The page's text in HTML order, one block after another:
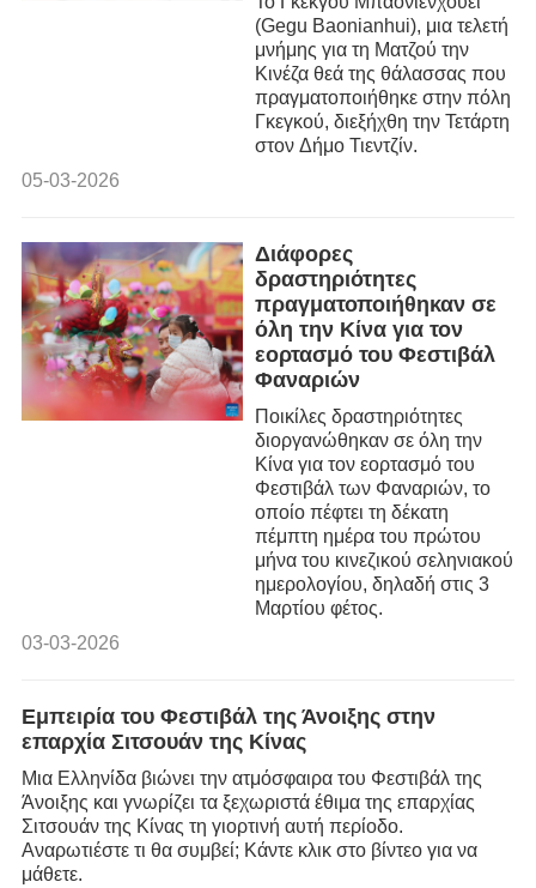
(Gegu Baonianhui), μια τελετή
μνήμης για τη Ματζού την
Κινέζα θεά της θάλασσας που
πραγματοποιήθηκε στην πόλη
Γκεγκού, διεξήχθη την Τετάρτη
στον Δήμο Τιεντζίν.
05-03-2026
Διάφορες
δραστηριότητες
πραγματοποιήθηκαν σε
όλη την Κίνα για τον
εορτασμό του Φεστιβάλ
Φαναριών
Ποικίλες δραστηριότητες
διοργανώθηκαν σε όλη την
Κίνα για τον εορτασμό του
Φεστιβάλ των Φαναριών, το
οποίο πέφτει τη δέκατη
πέμπτη ημέρα του πρώτου
μήνα του κινεζικού σεληνιακού
ημερολογίου, δηλαδή στις 3
Μαρτίου φέτος.
03-03-2026
Εμπειρία του Φεστιβάλ της Άνοιξης στην
επαρχία Σιτσουάν της Κίνας
Μια Ελληνίδα βιώνει την ατμόσφαιρα του Φεστιβάλ της
Άνοιξης και γνωρίζει τα ξεχωριστά έθιμα της επαρχίας
Σιτσουάν της Κίνας τη γιορτινή αυτή περίοδο.
Αναρωτιέστε τι θα συμβεί; Κάντε κλικ στο βίντεο για να
μάθετε.